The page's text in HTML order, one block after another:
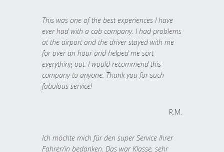
This was one of the best experiences I have
ever had with a cab company. I had problems
at the airport and the driver stayed with me
for over an hour and helped me sort
everything out. I would recommend this
company to anyone. Thank you for such
fabulous service!
R.M.
Ich möchte mich für den super Service Ihrer
Fahrer/in bedanken. Das war Klasse, sehr